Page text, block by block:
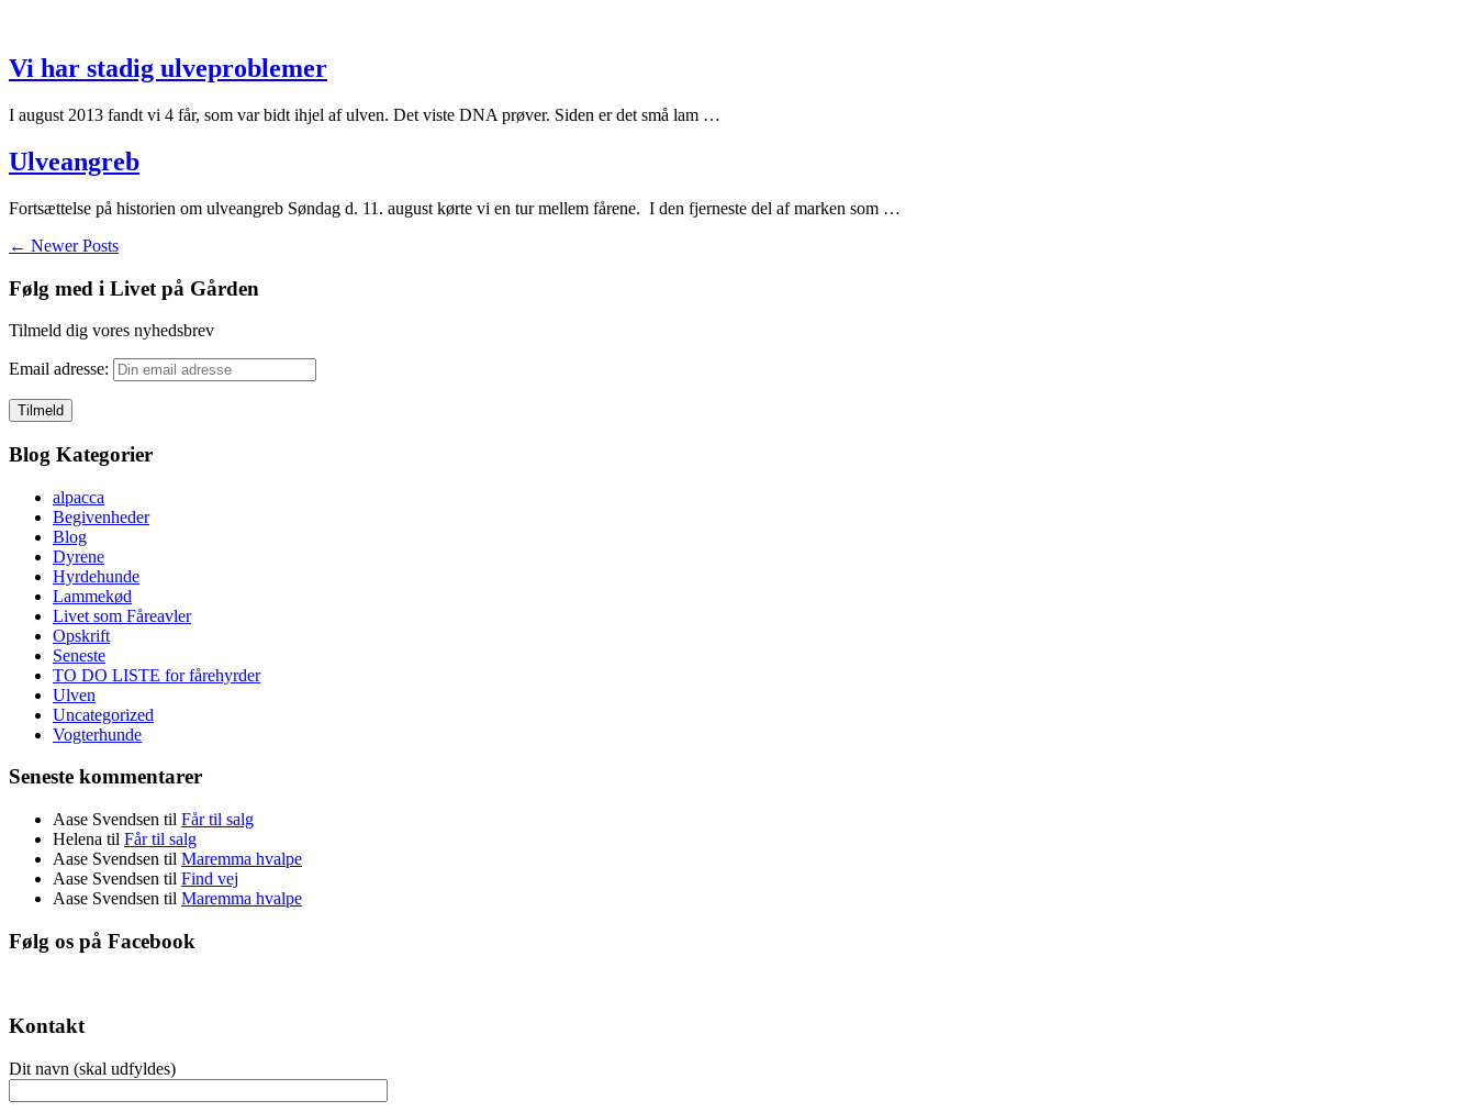
Vi har stadig ulveproblemer
I august 2013 fandt vi 4 får, som var bidt ihjel af ulven. Det viste DNA prøver. Siden er det små lam …
Ulveangreb
Fortsættelse på historien om ulveangreb Søndag d. 11. august kørte vi en tur mellem fårene. I den fjerneste del af marken som …
← Newer Posts
Følg med i Livet på Gården
Tilmeld dig vores nyhedsbrev
Email adresse:
Blog Kategorier
alpacca
Begivenheder
Blog
Dyrene
Hyrdehunde
Lammekød
Livet som Fåreavler
Opskrift
Seneste
TO DO LISTE for fårehyrder
Ulven
Uncategorized
Vogterhunde
Seneste kommentarer
Aase Svendsen til Får til salg
Helena til Får til salg
Aase Svendsen til Maremma hvalpe
Aase Svendsen til Find vej
Aase Svendsen til Maremma hvalpe
Følg os på Facebook
Kontakt
Dit navn (skal udfyldes)